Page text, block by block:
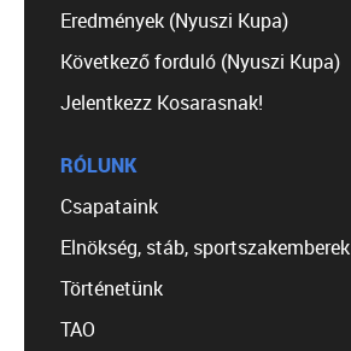
Eredmények (Nyuszi Kupa)
Következő forduló (Nyuszi Kupa)
Jelentkezz Kosarasnak!
RÓLUNK
Csapataink
Elnökség, stáb, sportszakemberek
Történetünk
TAO